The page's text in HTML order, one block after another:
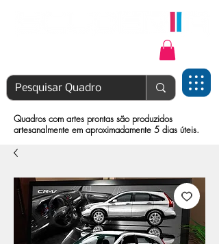
Quadros com artes prontas são produzidos
artesanalmente em aproximadamente 5 dias úteis.